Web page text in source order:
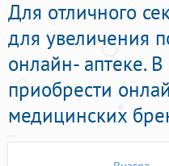
Для отличного
для увеличения
онлайн- аптеке.
приобрести
медицинских